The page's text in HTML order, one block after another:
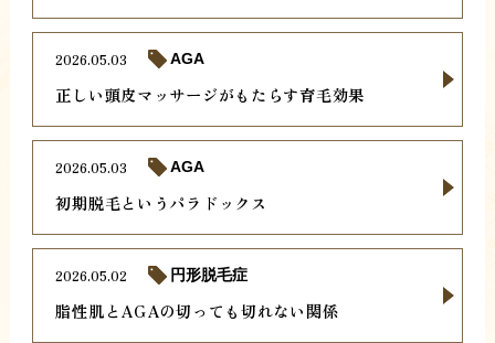
正しい頭皮マッサージがもたらす育毛効果
2026.05.03 AGA
初期脱毛というパラドックス
2026.05.03 AGA
脂性肌とAGAの切っても切れない関係
2026.05.02 円形脱毛症